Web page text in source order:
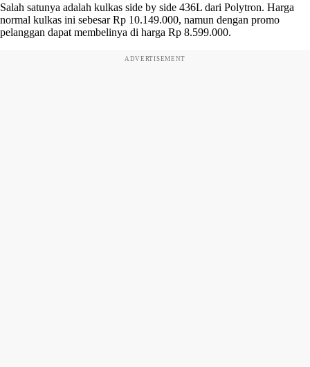
Salah satunya adalah kulkas side by side 436L dari Polytron. Harga
normal kulkas ini sebesar Rp 10.149.000, namun dengan promo
pelanggan dapat membelinya di harga Rp 8.599.000.
ADVERTISEMENT